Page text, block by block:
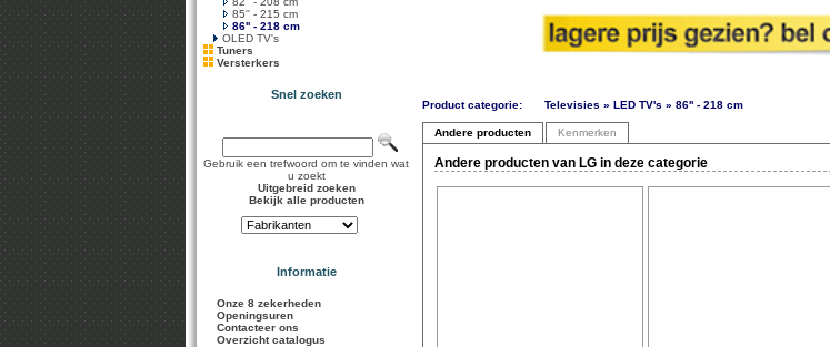
85'' - 215 cm
86'' - 218 cm
OLED TV's
Tuners
Versterkers
Snel zoeken
Gebruik een trefwoord om te vinden wat
u zoekt
Uitgebreid zoeken
Bekijk alle producten
Informatie
Onze 8 zekerheden
Openingsuren
Contacteer ons
Overzicht catalogus
Product categorie: Televisies » LED TV's » 86'' - 218 cm
Andere producten Kenmerken
Andere producten van LG in deze categorie